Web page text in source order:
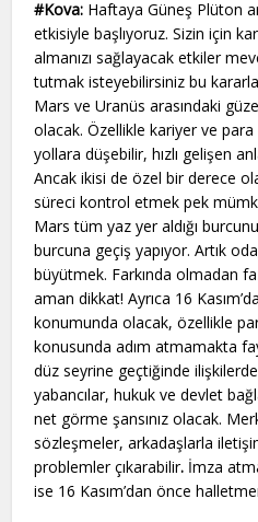
#Kova: Haftaya Güneş Plüton
etkisiyle başlıyoruz. Sizin için
almanızı sağlayacak etkiler
tutmak isteyebilirsiniz bu
Mars ve Uranüs arasındaki
olacak. Özellikle kariyer ve
yollara düşebilir, hızlı gelişen
Ancak ikisi de özel bir derece
süreci kontrol etmek pek
Mars tüm yaz yer aldığı
burcuna geçiş yapıyor. Artık
büyütmek. Farkında olmadan
aman dikkat! Ayrıca 16
konumunda olacak, özellikle
konusunda adım atmamakta
düz seyrine geçtiğinde
yabancılar, hukuk ve devlet
net görme şansınız olacak.
sözleşmeler, arkadaşlarla
problemler çıkarabilir. İmza
ise 16 Kasım’dan önce